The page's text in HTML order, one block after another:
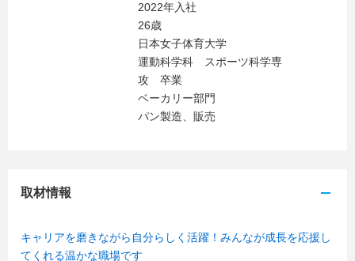
2022年入社
26歳
日本女子体育大学
運動科学科 スポーツ科学専
攻 卒業
ベーカリー部門
パン製造、販売
取材情報
キャリアを磨きながら自分らしく活躍！みんなが成長を応援し
てくれる温かな職場です